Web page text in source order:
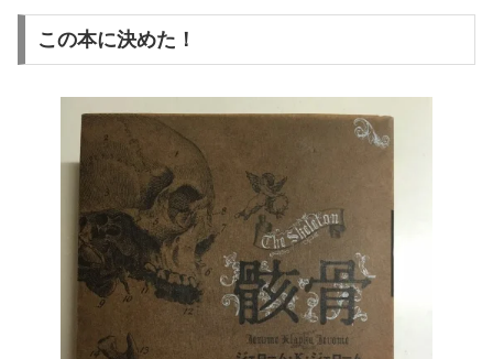
この本に決めた！